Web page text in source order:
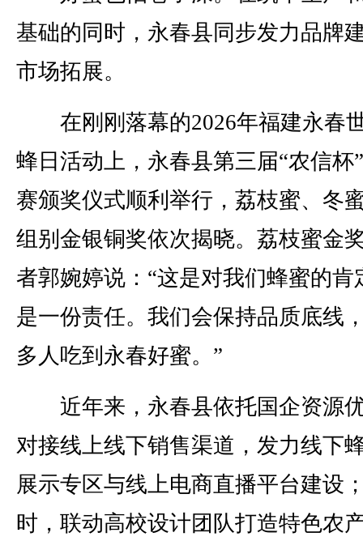
基础的同时，永春县同步发力品牌
市场拓展。
在刚刚落幕的2026年福建永春
蜂日活动上，永春县第三届“农信杯
赛颁奖仪式顺利举行，荔枝蜜、冬
组别金银铜奖依次揭晓。荔枝蜜金
者郭婉婷说：“这是对我们蜂蜜的肯
是一份责任。我们会保持品质底线
多人吃到永春好蜜。”
近年来，永春县依托国企资源
对接线上线下销售渠道，发力线下
展示专区与线上电商直播平台建设
时，联动高校设计团队打造特色农